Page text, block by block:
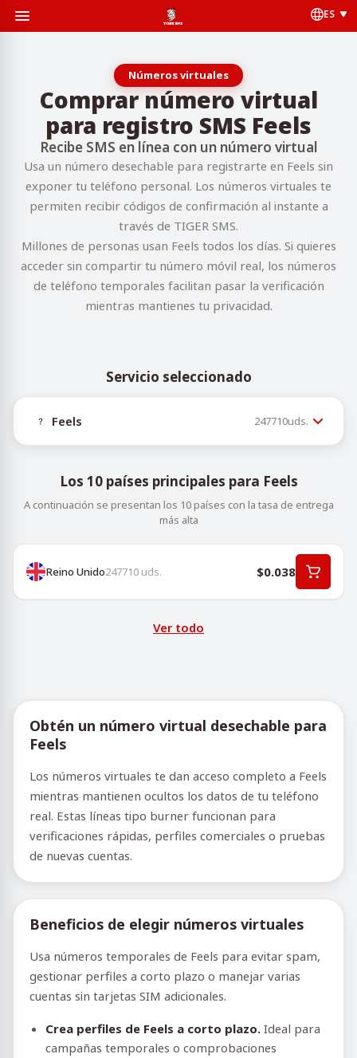
ES
Números virtuales
Comprar número virtual
para registro SMS Feels
Recibe SMS en línea con un número virtual
Usa un número desechable para registrarte en Feels sin
exponer tu teléfono personal. Los números virtuales te
permiten recibir códigos de confirmación al instante a
través de TIGER SMS.
Millones de personas usan Feels todos los días. Si quieres
acceder sin compartir tu número móvil real, los números
de teléfono temporales facilitan pasar la verificación
mientras mantienes tu privacidad.
Servicio seleccionado
Feels 247710uds.
Los 10 países principales para Feels
A continuación se presentan los 10 países con la tasa de entrega
más alta
Reino Unido247710 uds. $0.038
Ver todo
Obtén un número virtual desechable para
Feels
Los números virtuales te dan acceso completo a Feels
mientras mantienen ocultos los datos de tu teléfono
real. Estas líneas tipo burner funcionan para
verificaciones rápidas, perfiles comerciales o pruebas
de nuevas cuentas.
Beneficios de elegir números virtuales
Usa números temporales de Feels para evitar spam,
gestionar perfiles a corto plazo o manejar varias
cuentas sin tarjetas SIM adicionales.
Crea perfiles de Feels a corto plazo. Ideal para
campañas temporales o comprobaciones